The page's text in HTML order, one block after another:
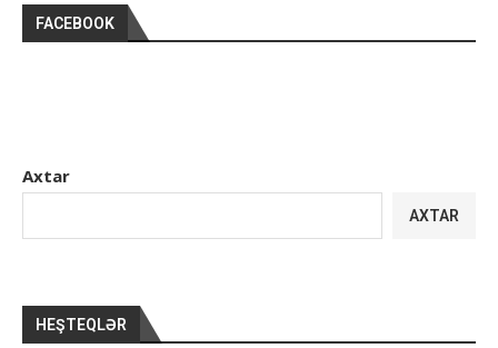
FACEBOOK
Axtar
AXTAR
HEŞTEQLƏR